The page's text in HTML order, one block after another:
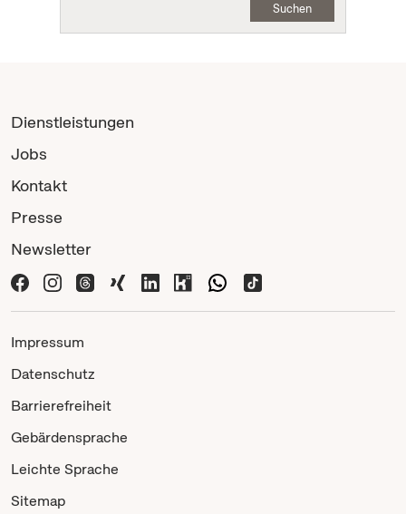
Suchen
Dienstleistungen
Jobs
Kontakt
Presse
Newsletter
Impressum
Datenschutz
Barrierefreiheit
Gebärdensprache
Leichte Sprache
Sitemap